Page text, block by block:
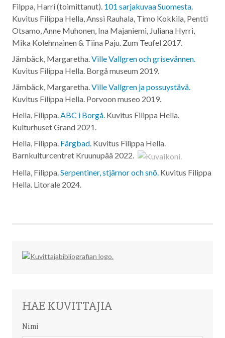
Filppa, Harri (toimittanut). 101 sarjakuvaa Suomesta.
Kuvitus Filippa Hella, Anssi Rauhala, Timo Kokkila, Pentti
Otsamo, Anne Muhonen, Ina Majaniemi, Juliana Hyrri,
Mika Kolehmainen & Tiina Paju. Zum Teufel 2017.
Jämbäck, Margaretha.Ville Vallgren och grisevännen.
Kuvitus Filippa Hella. Borgå museum 2019.
Jämbäck, Margaretha.Ville Vallgren ja possuystävä.
Kuvitus Filippa Hella. Porvoon museo 2019.
Hella, Filippa.ABC i Borgå. Kuvitus Filippa Hella.
Kulturhuset Grand 2021.
Hella, Filippa. Färgbad. Kuvitus Filippa Hella.
Barnkulturcentret Kruunupää 2022.
Hella, Filippa.Serpentiner, stjärnor och snö. Kuvitus Filippa
Hella. Litorale 2024.
HAE KUVITTAJIA
Nimi